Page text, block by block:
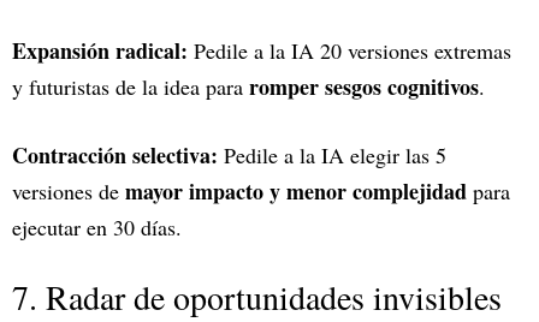
Expansión radical: Pedile a la IA 20 versiones extremas
y futuristas de la idea para romper sesgos cognitivos.
Contracción selectiva: Pedile a la IA elegir las 5
versiones de mayor impacto y menor complejidad para
ejecutar en 30 días.
7. Radar de oportunidades invisibles